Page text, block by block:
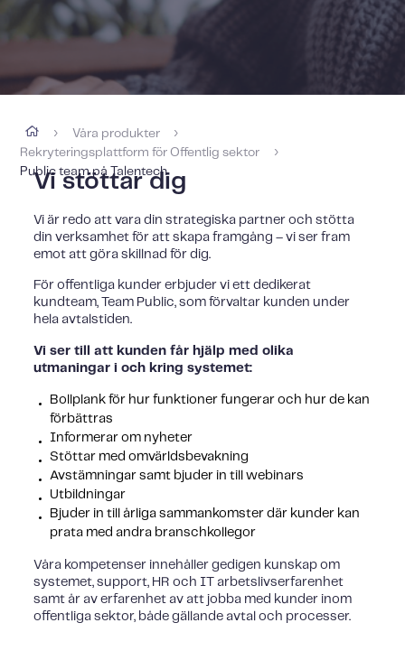
› Våra produkter ›
Rekryteringsplattform för Offentlig sektor ›
Public team på Talentech
Vi stöttar dig
Vi är redo att vara din strategiska partner och stötta
din verksamhet för att skapa framgång – vi ser fram
emot att göra skillnad för dig.
För offentliga kunder erbjuder vi ett dedikerat
kundteam, Team Public, som förvaltar kunden under
hela avtalstiden.
Vi ser till att kunden får hjälp med olika
utmaningar i och kring systemet:
Bollplank för hur funktioner fungerar och hur de kan
förbättras
Informerar om nyheter
Stöttar med omvärldsbevakning
Avstämningar samt bjuder in till webinars
Utbildningar
Bjuder in till årliga sammankomster där kunder kan
prata med andra branschkollegor
Våra kompetenser innehåller gedigen kunskap om
systemet, support, HR och IT arbetslivserfarenhet
samt år av erfarenhet av att jobba med kunder inom
offentliga sektor, både gällande avtal och processer.